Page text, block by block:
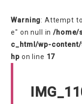
Warning: Attempt
e" on null in/home/
c_html/wp-
hp on line 17